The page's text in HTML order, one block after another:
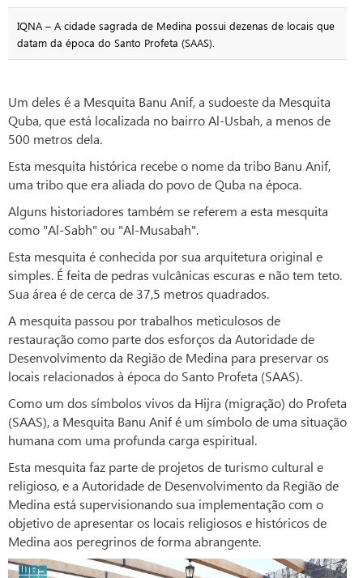
IQNA – A cidade sagrada de Medina possui dezenas de locais que
datam da época do Santo Profeta (SAAS).
Um deles é a Mesquita Banu Anif, a sudoeste da Mesquita
Quba, que está localizada no bairro Al-Usbah, a menos de
500 metros dela.
Esta mesquita histórica recebe o nome da tribo Banu Anif,
uma tribo que era aliada do povo de Quba na época.
Alguns historiadores também se referem a esta mesquita
como "Al-Sabh" ou "Al-Musabah".
Esta mesquita é conhecida por sua arquitetura original e
simples. É feita de pedras vulcânicas escuras e não tem teto.
Sua área é de cerca de 37,5 metros quadrados.
A mesquita passou por trabalhos meticulosos de
restauração como parte dos esforços da Autoridade de
Desenvolvimento da Região de Medina para preservar os
locais relacionados à época do Santo Profeta (SAAS).
Como um dos símbolos vivos da Hijra (migração) do Profeta
(SAAS), a Mesquita Banu Anif é um símbolo de uma situação
humana com uma profunda carga espiritual.
Esta mesquita faz parte de projetos de turismo cultural e
religioso, e a Autoridade de Desenvolvimento da Região de
Medina está supervisionando sua implementação com o
objetivo de apresentar os locais religiosos e históricos de
Medina aos peregrinos de forma abrangente.